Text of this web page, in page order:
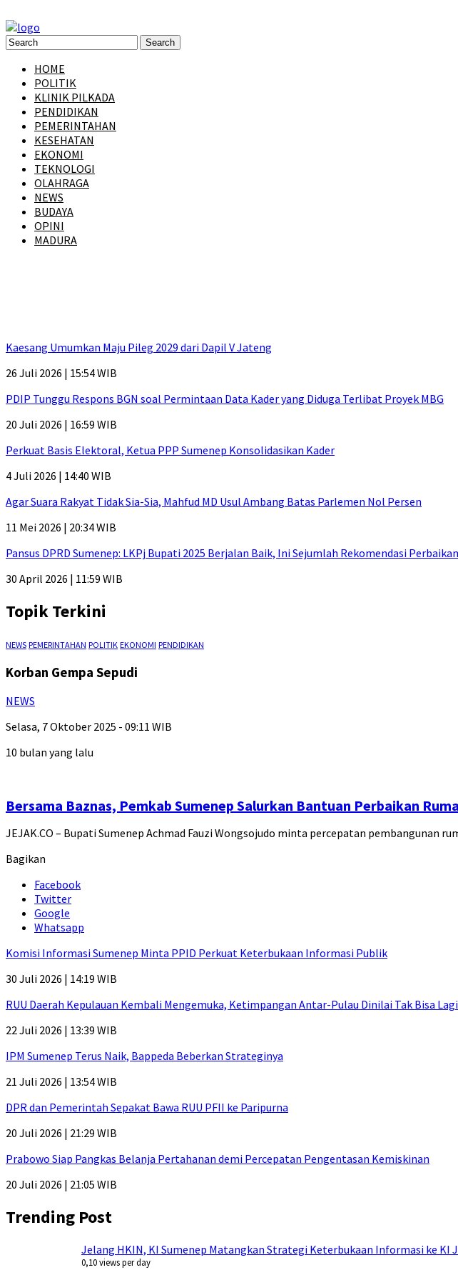
HOME
POLITIK
KLINIK PILKADA
PENDIDIKAN
PEMERINTAHAN
KESEHATAN
EKONOMI
TEKNOLOGI
OLAHRAGA
NEWS
BUDAYA
OPINI
MADURA
Kaesang Umumkan Maju Pileg 2029 dari Dapil V Jateng
26 Juli 2026 | 15:54 WIB
PDIP Tunggu Respons BGN soal Permintaan Data Kader yang Diduga Terlibat Proyek MBG
20 Juli 2026 | 16:59 WIB
Perkuat Basis Elektoral, Ketua PPP Sumenep Konsolidasikan Kader
4 Juli 2026 | 14:40 WIB
Agar Suara Rakyat Tidak Sia-Sia, Mahfud MD Usul Ambang Batas Parlemen Nol Persen
11 Mei 2026 | 20:34 WIB
Pansus DPRD Sumenep: LKPj Bupati 2025 Berjalan Baik, Ini Sejumlah Rekomendasi Perbaikan
30 April 2026 | 11:59 WIB
Topik Terkini
NEWS PEMERINTAHAN POLITIK EKONOMI PENDIDIKAN
Korban Gempa Sepudi
NEWS
Selasa, 7 Oktober 2025 - 09:11 WIB
10 bulan yang lalu
Bersama Baznas, Pemkab Sumenep Salurkan Bantuan Perbaikan
JEJAK.CO – Bupati Sumenep Achmad Fauzi Wongsojudo minta percepatan pembangunan
Bagikan
Facebook
Twitter
Google
Whatsapp
Komisi Informasi Sumenep Minta PPID Perkuat Keterbukaan Informasi Publik
30 Juli 2026 | 14:19 WIB
RUU Daerah Kepulauan Kembali Mengemuka, Ketimpangan Antar-Pulau Dinilai Tak Bisa
22 Juli 2026 | 13:39 WIB
IPM Sumenep Terus Naik, Bappeda Beberkan Strateginya
21 Juli 2026 | 13:54 WIB
DPR dan Pemerintah Sepakat Bawa RUU PFII ke Paripurna
20 Juli 2026 | 21:29 WIB
Prabowo Siap Pangkas Belanja Pertahanan demi Percepatan Pengentasan Kemiskinan
20 Juli 2026 | 21:05 WIB
Trending Post
Jelang HKIN, KI Sumenep Matangkan Strategi Keterbukaan Informasi ke KI
0,10 views per day